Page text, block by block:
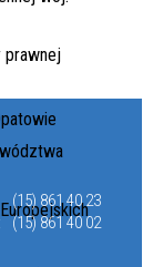
(15) 861 40 23
(15) 861 40 02